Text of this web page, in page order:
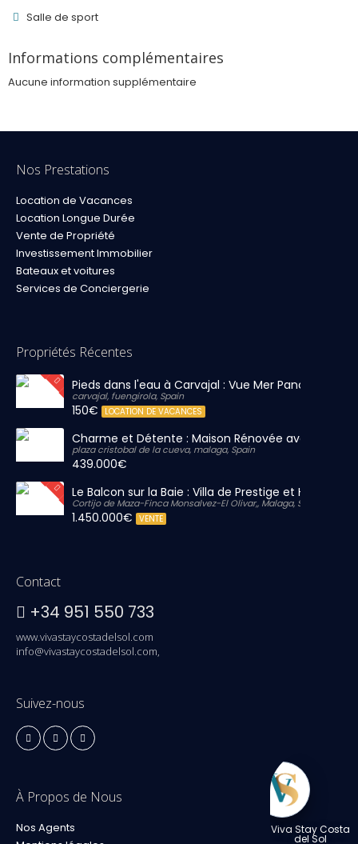
Salle de sport
Informations complémentaires
Aucune information supplémentaire
Nos Prestations
Location de Vacances
Location Longue Durée
Vente de Propriété
Investissement Immobilier
Bateaux et voitures
Services de Conciergerie
Propriétés Récentes
Pieds dans l'eau à Carvajal : Vue Mer Panoramique
carvajal, fuengirola, Spain
150€ LOCATION DE VACANCES
Charme et Détente : Maison Rénovée avec Grand
plaza cristobal de la cueva, malaga, Spain
439.000€
Le Balcon sur la Baie : Villa de Prestige et Horizon
Cortijo de Maza-Finca Monsalvez-El Olivar,, Malaga, Spain
1.450.000€ VENTE
Contact
+34 951 550 733
www.vivastaycostadelsol.com
info@vivastaycostadelsol.com,
Suivez-nous
À Propos de Nous
Nos Agents
Viva Stay Costa
del Sol